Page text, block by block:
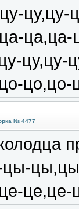
цу,цу-
ца,ца-
цу,цу-
цо,цо-
№ 4477
це,це-